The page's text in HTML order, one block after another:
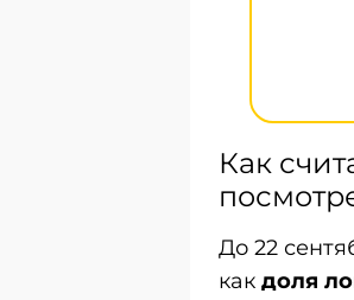
Как
До 22
как доля